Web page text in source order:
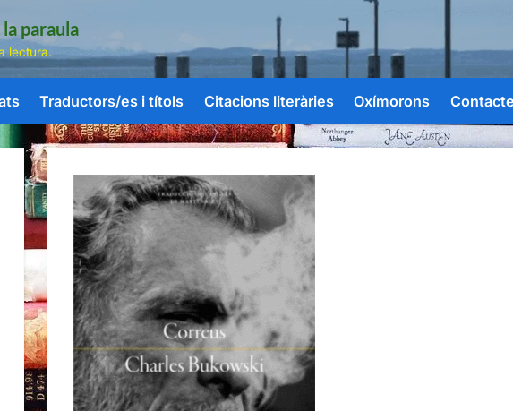
paraula
lectura.
Traductors/es i títols Citacions literàries Oxímorons Contacte